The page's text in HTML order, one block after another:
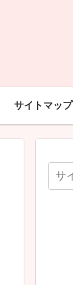
サイトマップ